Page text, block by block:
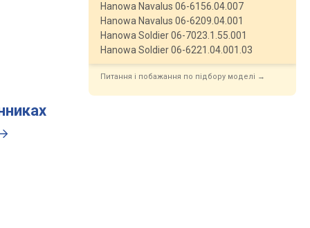
Hanowa Navalus 06-6156.04.007
Hanowa Navalus 06-6209.04.001
Hanowa Soldier 06-7023.1.55.001
Hanowa Soldier 06-6221.04.001.03
Питання і побажання по підбору моделі →